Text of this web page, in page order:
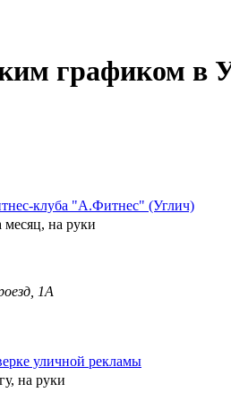
графиком в
клуба "А.Фитнес" (Углич)
месяц, на руки
1А
уличной рекламы
на руки